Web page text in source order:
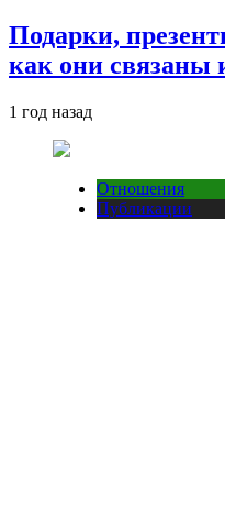
Подарки,
как они связаны
1 год назад
Отношения
Публикации